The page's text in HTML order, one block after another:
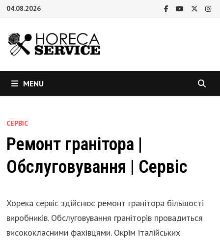
Skip
content
04.08.2026
MENU
СЕРВІС
Ремонт гранітора |
Обслуговування | Сервіс
Хорека сервіс здійснює ремонт гранітора більшості
виробників. Обслуговування граніторів провадиться
висококласними фахівцями. Окрім італійських